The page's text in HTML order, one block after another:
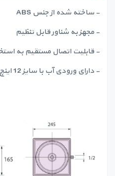
- ساخته شده از جنس ABS
- مجهز به شناور قابل تنظیم
- قابلیت اتصال مستقیم به
- دارای ورودی آب با سایز 12 اینچ برای تنظیم آب استخر